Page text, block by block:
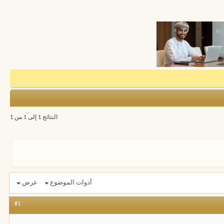
النتائج 1 إلى 1 من 1
أدوات الموضوع عرض
#1